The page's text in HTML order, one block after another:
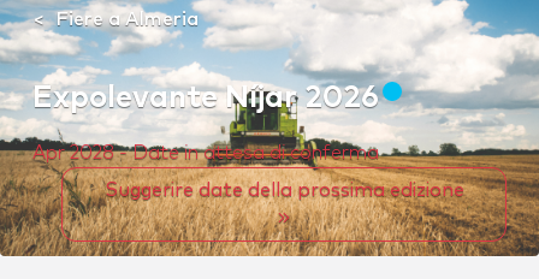
Fiere a Almeria
Expolevante Níjar 2026
Apr 2028 - Date in attesa di conferma
Suggerire date della prossima edizione